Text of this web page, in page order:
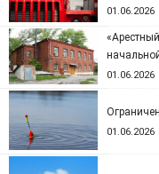
01.06.2026
01.06.2026
01.06.2026